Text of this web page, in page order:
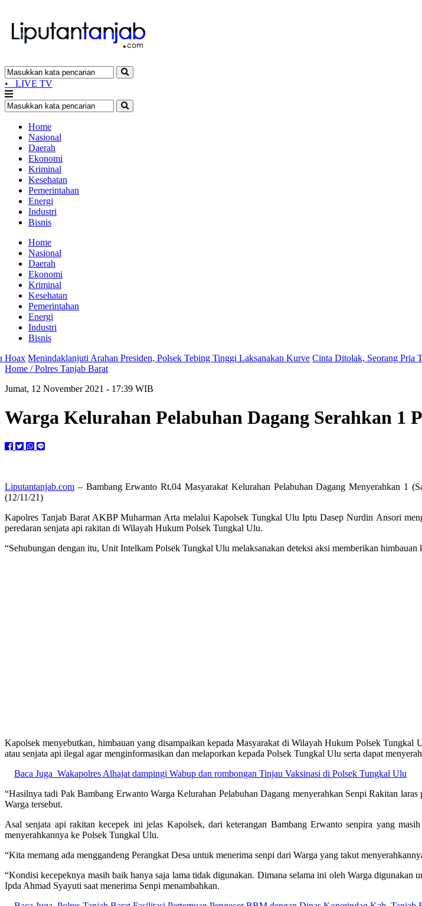
• LIVE TV
Home
Nasional
Daerah
Ekonomi
Kriminal
Kesehatan
Pemerintahan
Energi
Industri
Bisnis
Home
Nasional
Daerah
Ekonomi
Kriminal
Kesehatan
Pemerintahan
Energi
Industri
Bisnis
Arahan Presiden, Polsek Tebing Tinggi Laksanakan Kurve Cinta Ditolak, Seorang Pria Tewas
Home /Polres Tanjab Barat
Jumat, 12 November 2021 - 17:39 WIB
Warga Kelurahan Pelabuhan Dagang Serahkan 1
Liputantanjab.com – Bambang Erwanto Rt.04 Masyarakat Kelurahan Pelabuhan Dagang Menyerahkan 1
(12/11/21)
Kapolres Tanjab Barat AKBP Muharman Arta melalui Kapolsek Tungkal Ulu Iptu Dasep Nurdin Ansori
peredaran senjata api rakitan di Wilayah Hukum Polsek Tungkal Ulu.
“Sehubungan dengan itu, Unit Intelkam Polsek Tungkal Ulu melaksanakan deteksi aksi memberikan
Kapolsek menyebutkan, himbauan yang disampaikan kepada Masyarakat di Wilayah Hukum Polsek
atau senjata api ilegal agar menginformasikan dan melaporkan kepada Polsek Tungkal Ulu serta dapat
Baca Juga Wakapolres Alhajat dampingi Wabup dan rombongan Tinjau Vaksinasi di Polsek Tungkal Ulu
“Hasilnya tadi Pak Bambang Erwanto Warga Kelurahan Pelabuhan Dagang menyerahkan Senpi Rakitan
Warga tersebut.
Asal senjata api rakitan kecepek ini jelas Kapolsek, dari keterangan Bambang Erwanto senpira yang
menyerahkannya ke Polsek Tungkal Ulu.
“Kita memang ada menggandeng Perangkat Desa untuk menerima senpi dari Warga yang takut
“Kondisi kecepeknya masih baik hanya saja lama tidak digunakan. Dimana selama ini oleh Warga
Ipda Ahmad Syayuti saat menerima Senpi menambahkan.